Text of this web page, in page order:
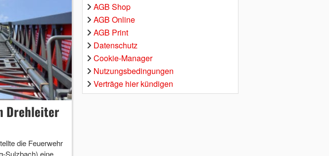
Drehleiter
die Feuerwehr
Sulzbach) eine
AGB Shop
AGB Online
AGB Print
Datenschutz
Cookie-Manager
Nutzungsbedingungen
Verträge hier kündigen